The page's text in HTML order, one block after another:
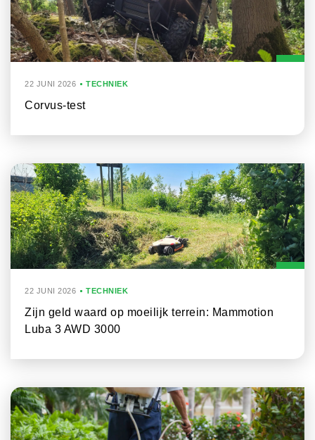
22 JUNI 2026 TECHNIEK
Corvus-test
22 JUNI 2026 TECHNIEK
Zijn geld waard op moeilijk terrein: Mammotion
Luba 3 AWD 3000